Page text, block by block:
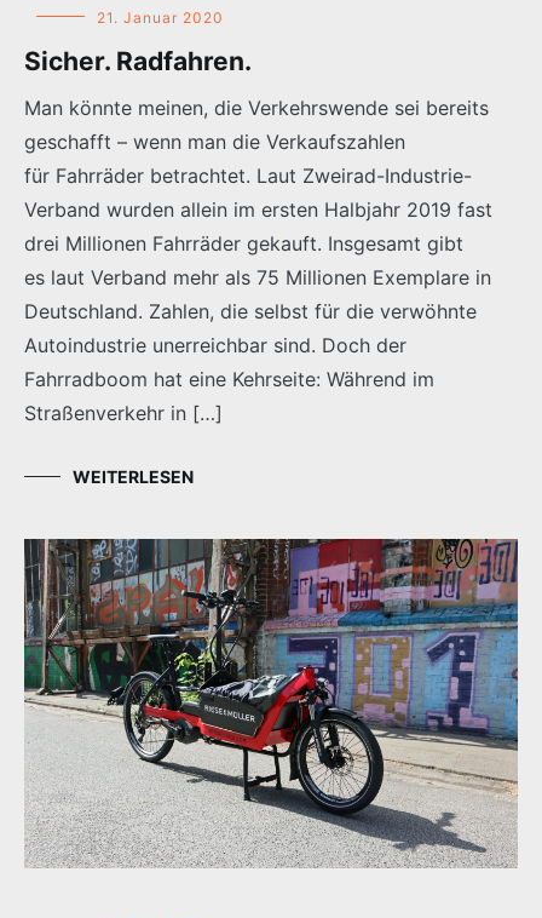
21. Januar 2020
Sicher. Radfahren.
Man könnte meinen, die Verkehrswende sei bereits
geschafft – wenn man die Verkaufszahlen
für Fahrräder betrachtet. Laut Zweirad-Industrie-
Verband wurden allein im ersten Halbjahr 2019 fast
drei Millionen Fahrräder gekauft. Insgesamt gibt
es laut Verband mehr als 75 Millionen Exemplare in
Deutschland. Zahlen, die selbst für die verwöhnte
Autoindustrie unerreichbar sind. Doch der
Fahrradboom hat eine Kehrseite: Während im
Straßenverkehr in […]
WEITERLESEN